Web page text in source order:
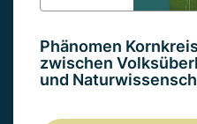
Phänomen
zwischen
und